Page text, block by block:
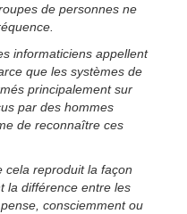
de personnes ne
informaticiens appellent
que les systèmes de
principalement sur
par des hommes
de reconnaître ces
cela reproduit la façon
la différence entre les
consciemment ou